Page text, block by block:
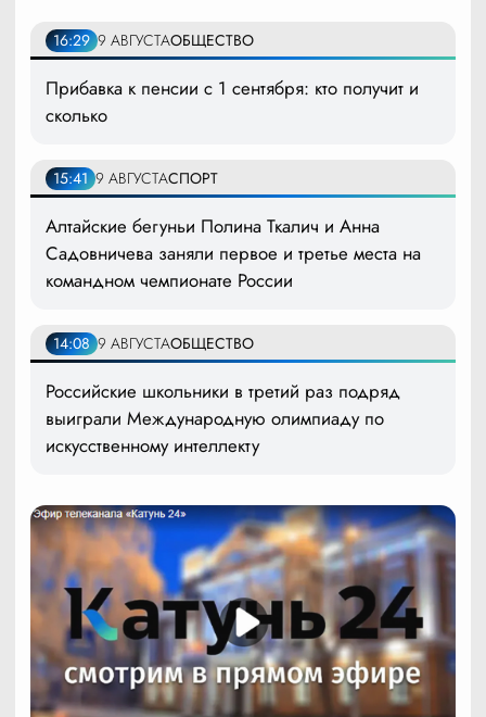
16:29 9 АВГУСТАОБЩЕСТВО
Прибавка к пенсии с 1 сентября: кто получит и
сколько
15:41 9 АВГУСТАСПОРТ
Алтайские бегуньи Полина Ткалич и Анна
Садовничева заняли первое и третье места на
командном чемпионате России
14:08 9 АВГУСТАОБЩЕСТВО
Российские школьники в третий раз подряд
выиграли Международную олимпиаду по
искусственному интеллекту